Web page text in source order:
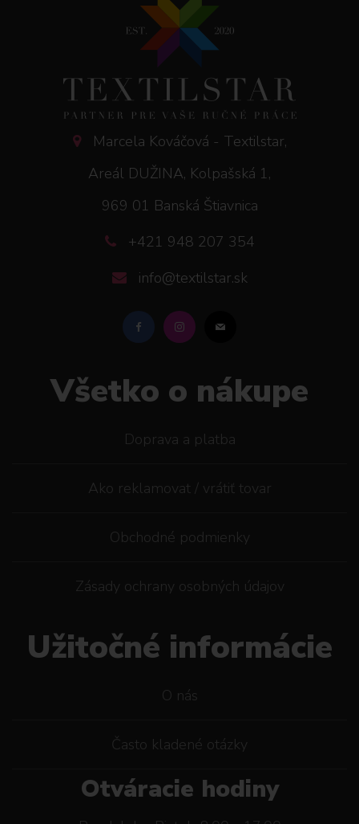
Marcela Kováčová - Textilstar,
Areál DUŽINA, Kolpašská 1,
969 01 Banská Štiavnica
+421 948 207 354
info@textilstar.sk
Všetko o nákupe
Doprava a platba
Ako reklamovat / vrátiť tovar
Obchodné podmienky
Zásady ochrany osobných údajov
Užitočné informácie
O nás
Často kladené otázky
Otváracie hodiny